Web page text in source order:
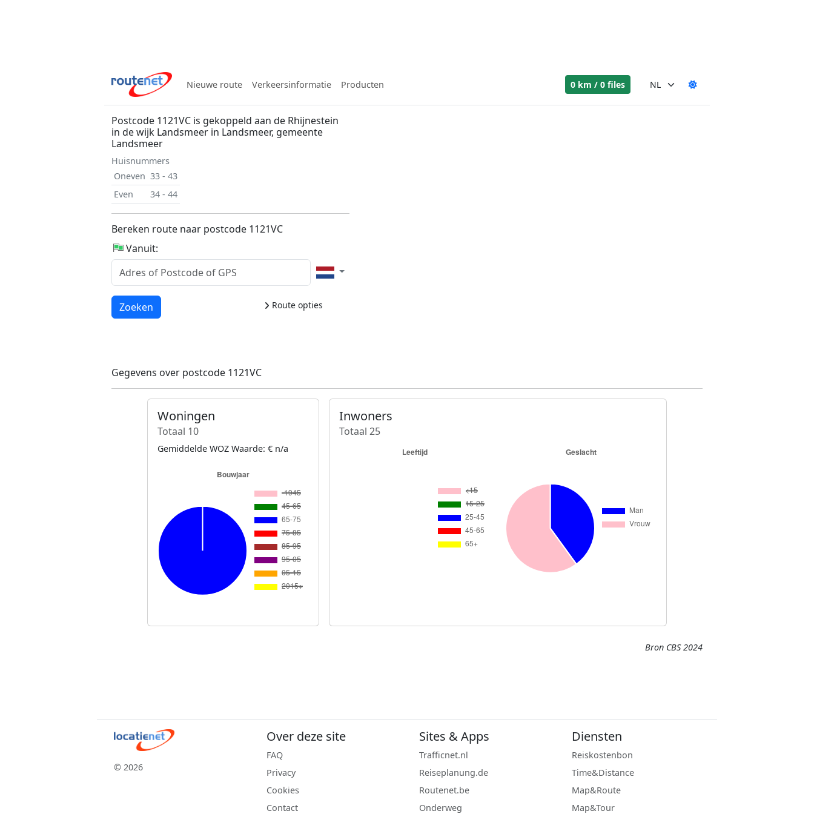
Nieuwe route Verkeersinformatie Producten 0 km / 0 files
Postcode 1121VC is gekoppeld aan de Rhijnestein
in de wijk Landsmeer in Landsmeer, gemeente
Landsmeer
Huisnummers
Oneven 33 - 43
Even
34 - 44
Bereken route naar postcode 1121VC
Vanuit:
Route opties
Laden...
Zoeken
Gegevens over postcode 1121VC
Woningen
Totaal 10
Gemiddelde WOZ Waarde: € n/a
Inwoners
Totaal 25
Bron CBS 2024
© 2026
Over deze site
FAQ
Privacy
Cookies
Contact
Sites & Apps
Trafficnet.nl
Reiseplanung.de
Routenet.be
Onderweg
Diensten
Reiskostenbon
Time&Distance
Map&Route
Map&Tour